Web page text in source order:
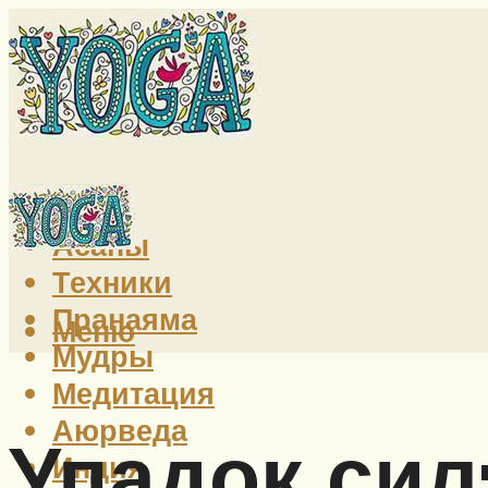
Йога
Асаны
Техники
Пранаяма
Мудры
Медитация
Аюрведа
Индия
Меню